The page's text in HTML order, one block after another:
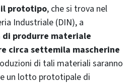
il prototipo, che si trova nel
Industriale (DIN), a
produrre materiale
circa settemila mascherine
di tali materiali saranno
un lotto prototipale di